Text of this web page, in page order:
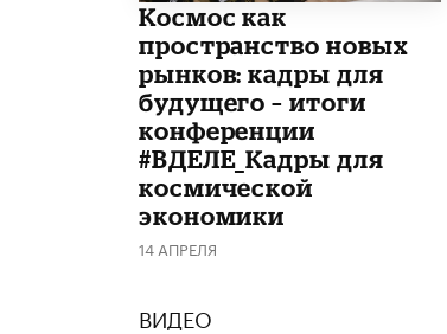
Космос как
пространство новых
рынков: кадры для
будущего – итоги
конференции
#ВДЕЛЕ_Кадры для
космической
экономики
14 АПРЕЛЯ
ВИДЕО